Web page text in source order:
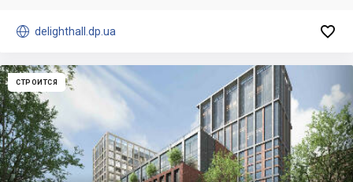
 delighthall.dp.ua 
СТРОИТСЯ